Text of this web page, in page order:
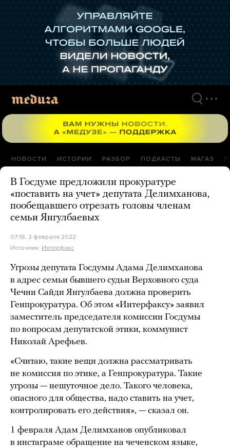
НОВОСТИ ИСТОРИИ РАЗБОР ПОДКАСТЫ МАГАЗ
В Госдуме предложили прокуратуре
«поставить на учет» депутата Делимханова,
пообещавшего отрезать головы членам
семьи Янгулбаевых
07:18, 2 февраля 2022
Источник: Интерфакс
Угрозы депутата Госдумы Адама Делимханова
в адрес семьи бывшего судьи Верховного суда
Чечни Сайди Янгулбаева должна проверить
Генпрокуратура. Об этом «Интерфаксу» заявил
заместитель председателя комиссии Госдумы
по вопросам депутатской этики, коммунист
Николай Арефьев.
«Считаю, такие вещи должна рассматривать
не комиссия по этике, а Генпрокуратура. Такие
угрозы — нешуточное дело. Такого человека,
опасного для общества, надо ставить на учет,
контролировать его действия», — сказал он.
1 февраля Адам Делимханов опубликовал
в инстаграме обращение на чеченском языке,